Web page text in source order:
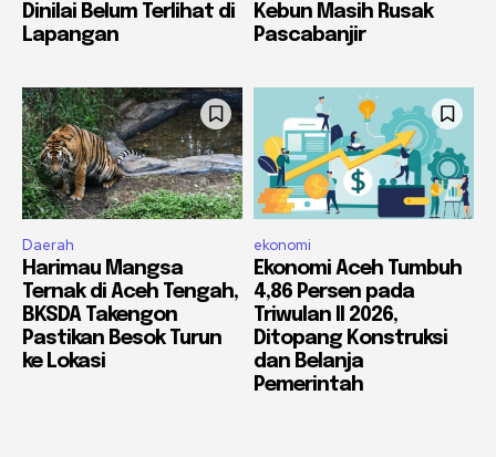
Dinilai Belum Terlihat di
Lapangan
Kebun Masih Rusak
Pascabanjir
Daerah
Harimau Mangsa
Ternak di Aceh Tengah,
BKSDA Takengon
Pastikan Besok Turun
ke Lokasi
ekonomi
Ekonomi Aceh Tumbuh
4,86 Persen pada
Triwulan II 2026,
Ditopang Konstruksi
dan Belanja
Pemerintah